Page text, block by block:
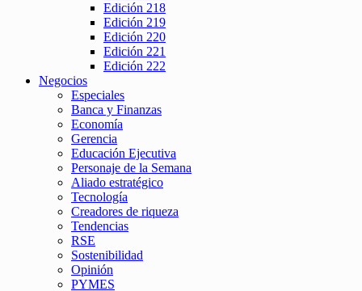
Edición 218
Edición 219
Edición 220
Edición 221
Edición 222
Negocios
Especiales
Banca y Finanzas
Economía
Gerencia
Educación Ejecutiva
Personaje de la Semana
Aliado estratégico
Tecnología
Creadores de riqueza
Tendencias
RSE
Sostenibilidad
Opinión
PYMES